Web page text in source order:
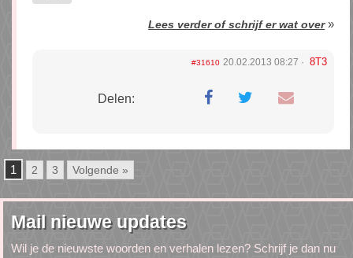
Lees verder of schrijf er wat over»
#31610 20.02.2013 08:27 8T3
Delen:
1 2 3 Volgende »
Mail nieuwe updates
Wil je de nieuwste woorden en verhalen lezen? Schrijf je dan nu